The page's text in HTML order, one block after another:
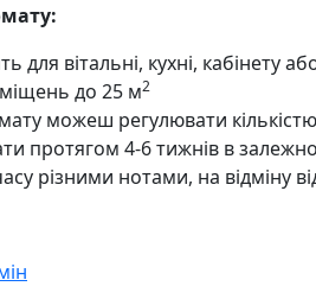
для вітальні, кухні, кабінету
до 25 м2
можеш регулювати
протягом 4-6 тижнів в
різними нотами, на відміну